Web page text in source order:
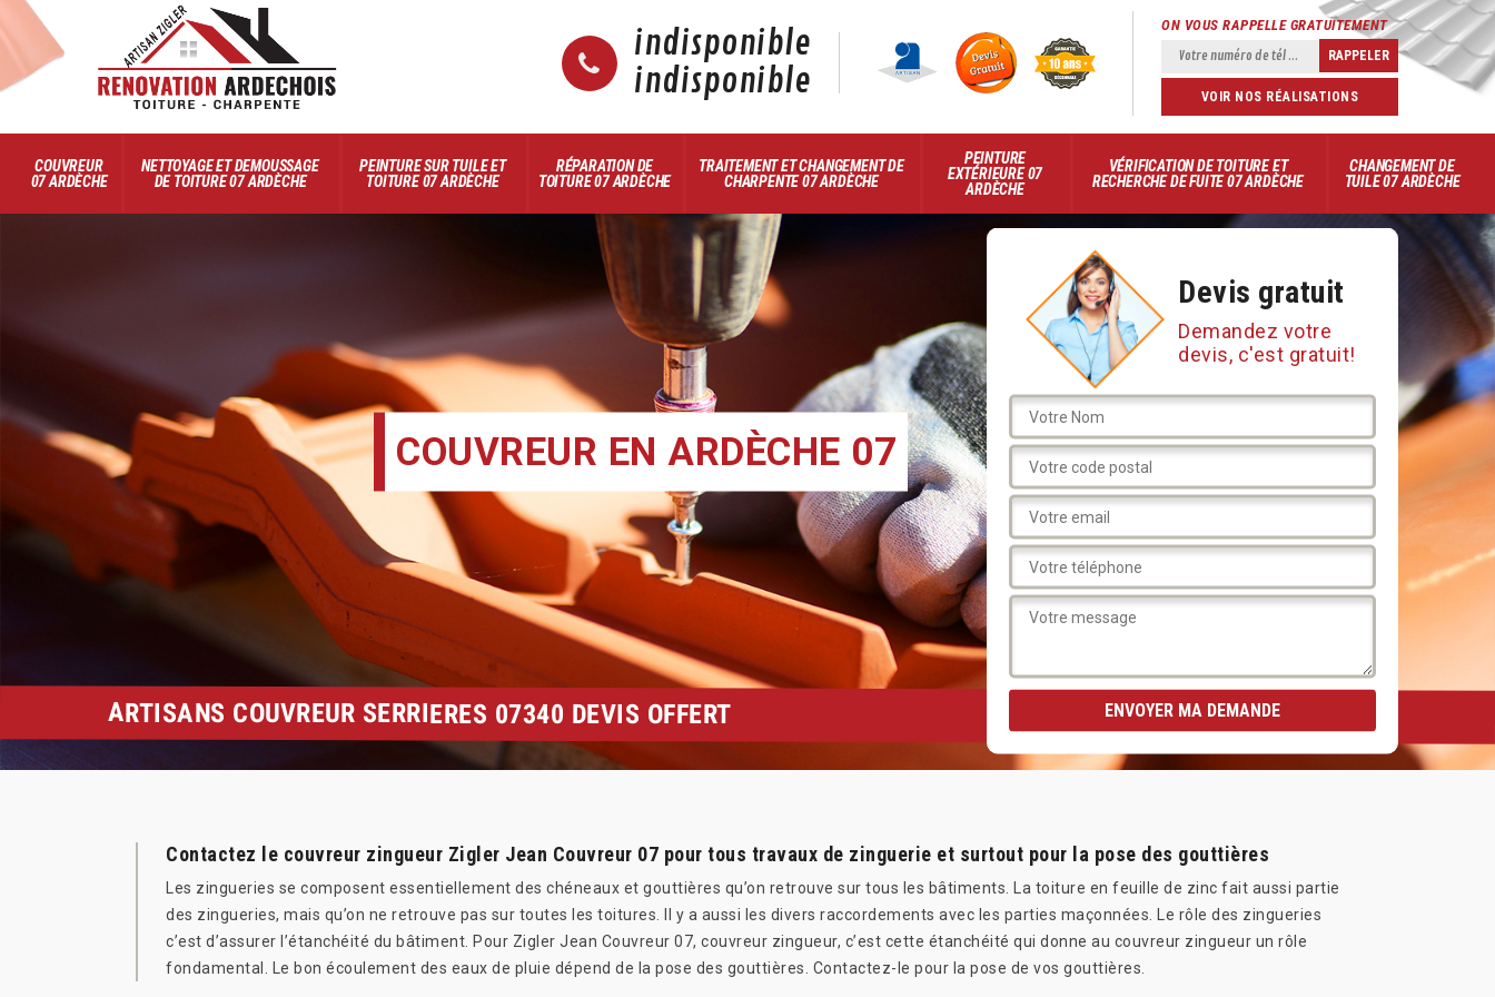
indisponible
indisponible
ON VOUS RAPPELLE GRATUITEMENT
VOIR NOS RÉALISATIONS
COUVREUR
07 ARDÈCHE
NETTOYAGE ET DEMOUSSAGE
DE TOITURE 07 ARDÈCHE
PEINTURE SUR TUILE ET
TOITURE 07 ARDÈCHE
RÉPARATION DE
TOITURE 07 ARDÈCHE
TRAITEMENT ET CHANGEMENT DE
CHARPENTE 07 ARDÈCHE
PEINTURE
EXTÉRIEURE 07
ARDÈCHE
VÉRIFICATION DE TOITURE ET
RECHERCHE DE FUITE 07 ARDÈCHE
CHANGEMENT DE
TUILE 07 ARDÈCHE
COUVREUR EN ARDÈCHE 07
Devis gratuit
Demandez votre
devis, c'est gratuit!
ARTISANS COUVREUR SERRIERES 07340 DEVIS OFFERT
Contactez le couvreur zingueur Zigler Jean Couvreur 07 pour tous travaux de zinguerie et surtout pour la pose des gouttières
Les zingueries se composent essentiellement des chéneaux et gouttières qu’on retrouve sur tous les bâtiments. La toiture en feuille de zinc fait aussi partie
des zingueries, mais qu’on ne retrouve pas sur toutes les toitures. Il y a aussi les divers raccordements avec les parties maçonnées. Le rôle des zingueries
c’est d’assurer l’étanchéité du bâtiment. Pour Zigler Jean Couvreur 07, couvreur zingueur, c’est cette étanchéité qui donne au couvreur zingueur un rôle
fondamental. Le bon écoulement des eaux de pluie dépend de la pose des gouttières. Contactez-le pour la pose de vos gouttières.